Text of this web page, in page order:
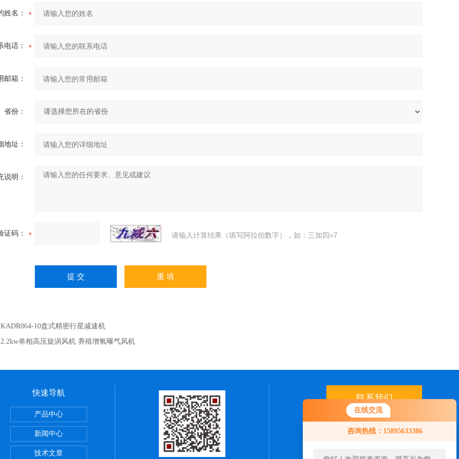
在线交流
咨询热线：15895633386
姓名：
电话：
邮箱：
省份：
地址：
说明：
证码： 请输入计算结果（填写阿拉伯数字），如：三加四=7
KADR064-10盘式精密行星减速机
2.2kw单相高压旋涡风机 养殖增氧曝气风机
快速导航
产品中心
新闻中心
技术文章
联系我们
24小时热线：